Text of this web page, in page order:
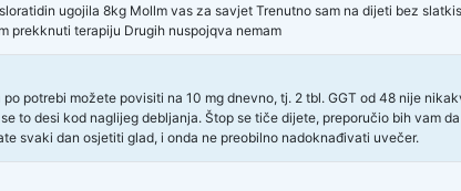
ugojila 8kg Mollm vas za savjet Trenutno sam na dijeti bez
prekknuti terapiju Drugih nuspojqva nemam
potrebi možete povisiti na 10 mg dnevno, tj. 2 tbl. GGT od 48 nije
to desi kod naglijeg debljanja. Štop se tiče dijete, preporučio bih vam
svaki dan osjetiti glad, i onda ne preobilno nadoknađivati uvečer.